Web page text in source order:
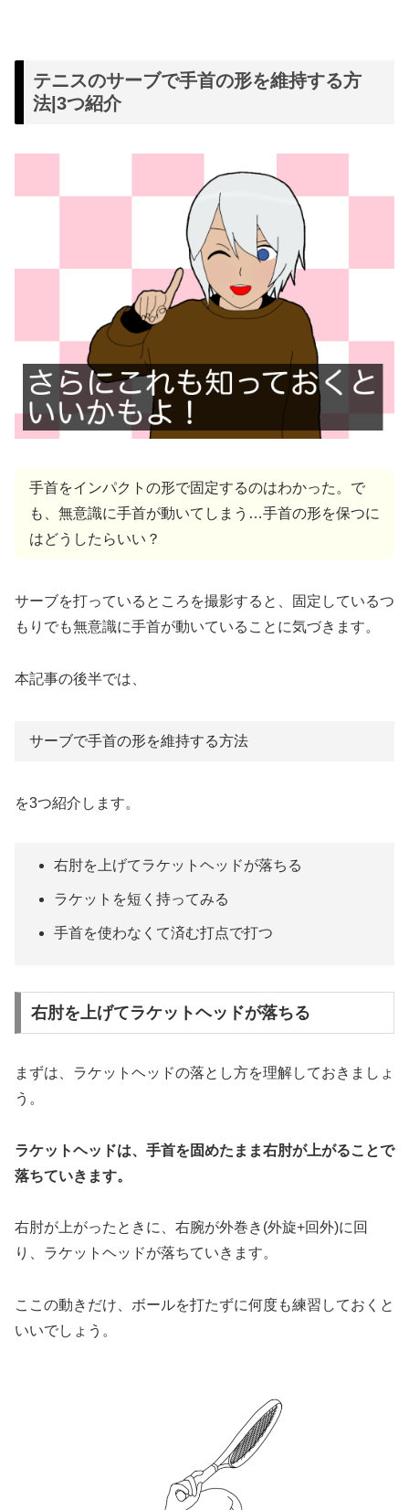
テニスのサーブで手首の形を維持する方
法|3つ紹介
手首をインパクトの形で固定するのはわかった。で
も、無意識に手首が動いてしまう…手首の形を保つに
はどうしたらいい？
サーブを打っているところを撮影すると、固定しているつ
もりでも無意識に手首が動いていることに気づきます。
本記事の後半では、
サーブで手首の形を維持する方法
を3つ紹介します。
右肘を上げてラケットヘッドが落ちる
ラケットを短く持ってみる
手首を使わなくて済む打点で打つ
右肘を上げてラケットヘッドが落ちる
まずは、ラケットヘッドの落とし方を理解しておきましょ
う。
ラケットヘッドは、手首を固めたまま右肘が上がることで
落ちていきます。
右肘が上がったときに、右腕が外巻き(外旋+回外)に回
り、ラケットヘッドが落ちていきます。
ここの動きだけ、ボールを打たずに何度も練習しておくと
いいでしょう。